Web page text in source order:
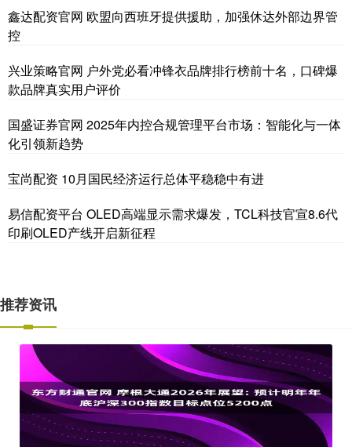
鑫达配资官网 欧盟向西班牙提供援助，加强休达外部边界管
控
兴业策略官网 户外党必看冲锋衣品牌排行榜前十名，口碑爆
款品牌真实用户评价
国盛证券官网 2025年内控合规管理平台市场：智能化与一体
化引领新趋势
宝尚配资 10月国民经济运行总体平稳稳中有进
易信配资平台 OLED高端显示需求爆发，TCL科技官宣8.6代
印刷OLED产线开启新征程
推荐资讯